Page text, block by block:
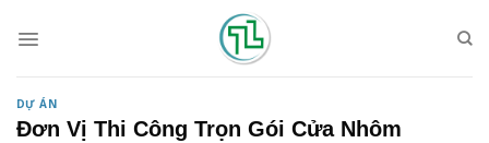
DỰ ÁN
Đơn Vị Thi Công Trọn Gói Cửa Nhôm